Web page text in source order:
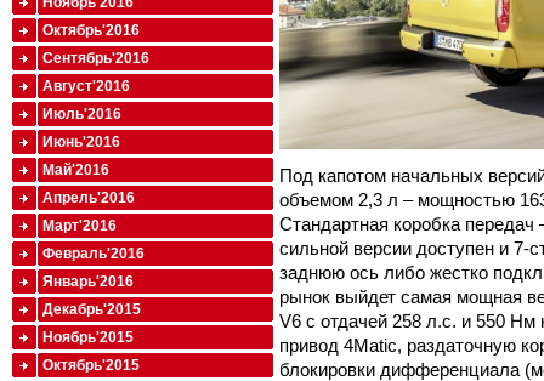
Под капотом начальных
объемом 2,3 л – мощностью
Стандартная коробка передач
сильной версии доступен и 7-
заднюю ось либо жестко
рынок выйдет самая мощная
V6 с отдачей 258 л.с. и 550
привод 4Matic, раздаточную
блокировки дифференциала
Октябрь'2016
Сентябрь'2016
Август'2016
Июль'2016
Июнь'2016
Май'2016
Апрель'2016
Март'2016
Февраль'2016
Январь'2016
Декабрь'2015
Ноябрь'2015
Октябрь'2015